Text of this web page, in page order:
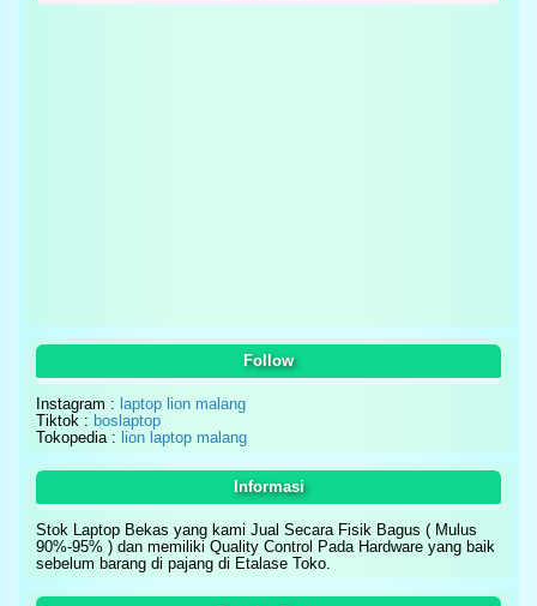
Follow
Instagram : laptop lion malang
Tiktok : boslaptop
Tokopedia : lion laptop malang
Informasi
Stok Laptop Bekas yang kami Jual Secara Fisik Bagus ( Mulus
90%-95% ) dan memiliki Quality Control Pada Hardware yang baik
sebelum barang di pajang di Etalase Toko.